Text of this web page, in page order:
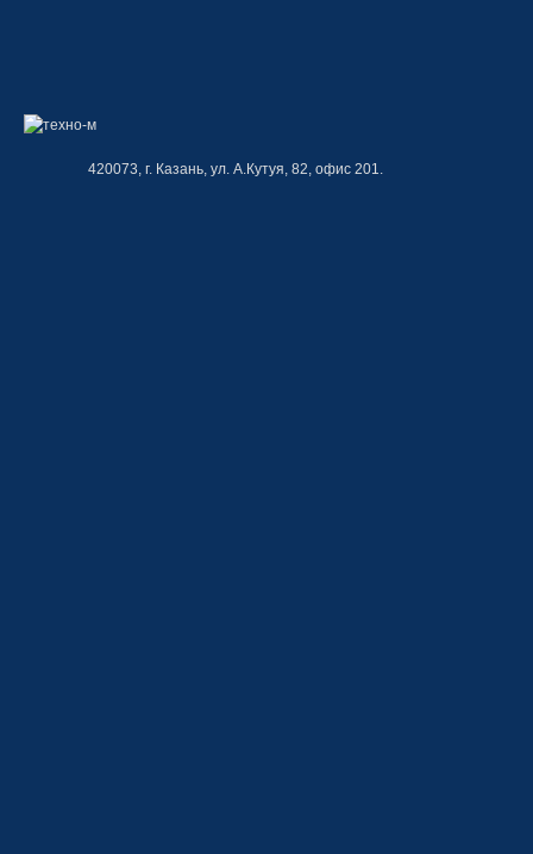
420073, г. Казань, ул. А.Кутуя, 82, офис 201.